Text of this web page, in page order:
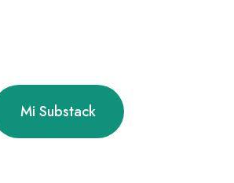
Mi Substack